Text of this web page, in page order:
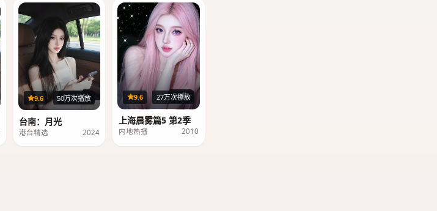
116分钟
9.6 50万次播放
台南：月光
港台精选 2024
26集
9.6 27万次播放
上海晨雾篇5 第2季
内地热播 2010